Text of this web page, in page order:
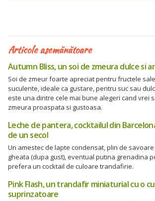
Articole asemănătoare
Autumn Bliss, un soi de zmeura dulce si
Soi de zmeur foarte apreciat pentru fructele
suculente, ideale ca gustare, pentru suc sau
este una dintre cele mai bune alegeri cand vrei
zmeura proaspata si gustoasa.
Leche de pantera, cocktailul din
de un secol
Un amestec de lapte condensat, plin de
gheata (dupa gust), eventual putina grenadina
prefera un cocktail de culoare trandafirie.
Pink Flash, un trandafir miniaturial cu o
suprinzatoare